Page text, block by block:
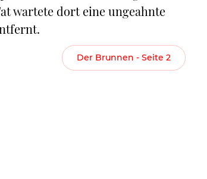
wartete dort eine ungeahnte
Der Brunnen - Seite 2